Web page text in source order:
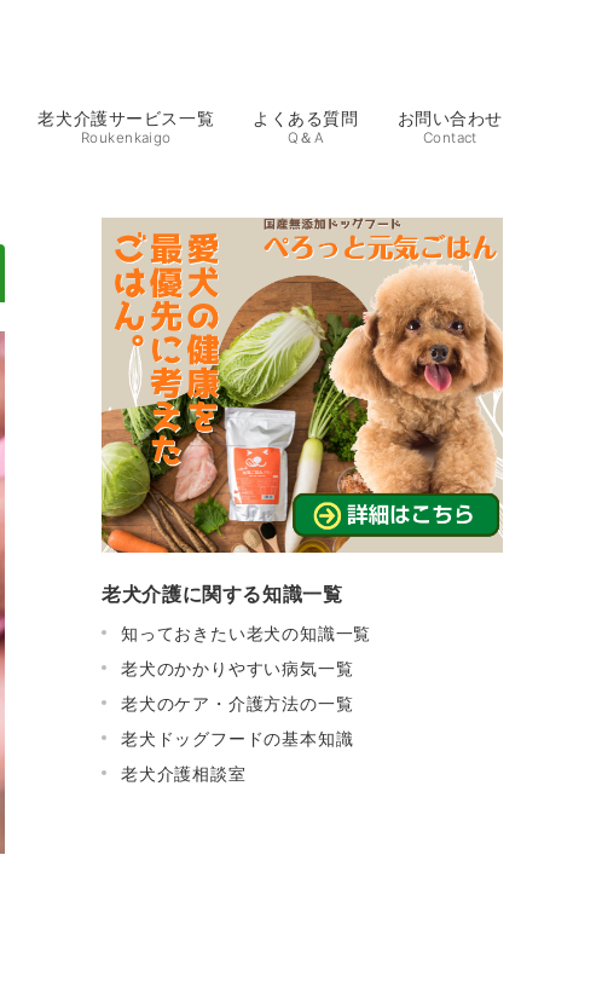
老犬介護サービス一覧
Roukenkaigo
よくある質問
Q＆A
お問い合わせ
Contact
老犬介護に関する知識一覧
知っておきたい老犬の知識一覧
老犬のかかりやすい病気一覧
老犬のケア・介護方法の一覧
老犬ドッグフードの基本知識
老犬介護相談室